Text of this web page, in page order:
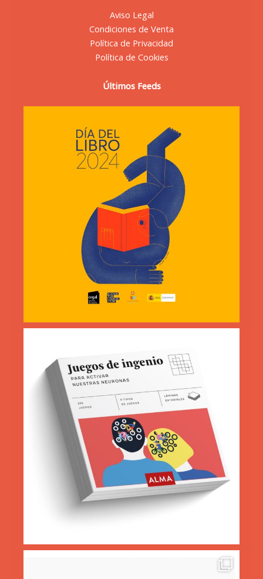
Aviso Legal
Condiciones de Venta
Política de Privacidad
Política de Cookies
Últimos Feeds